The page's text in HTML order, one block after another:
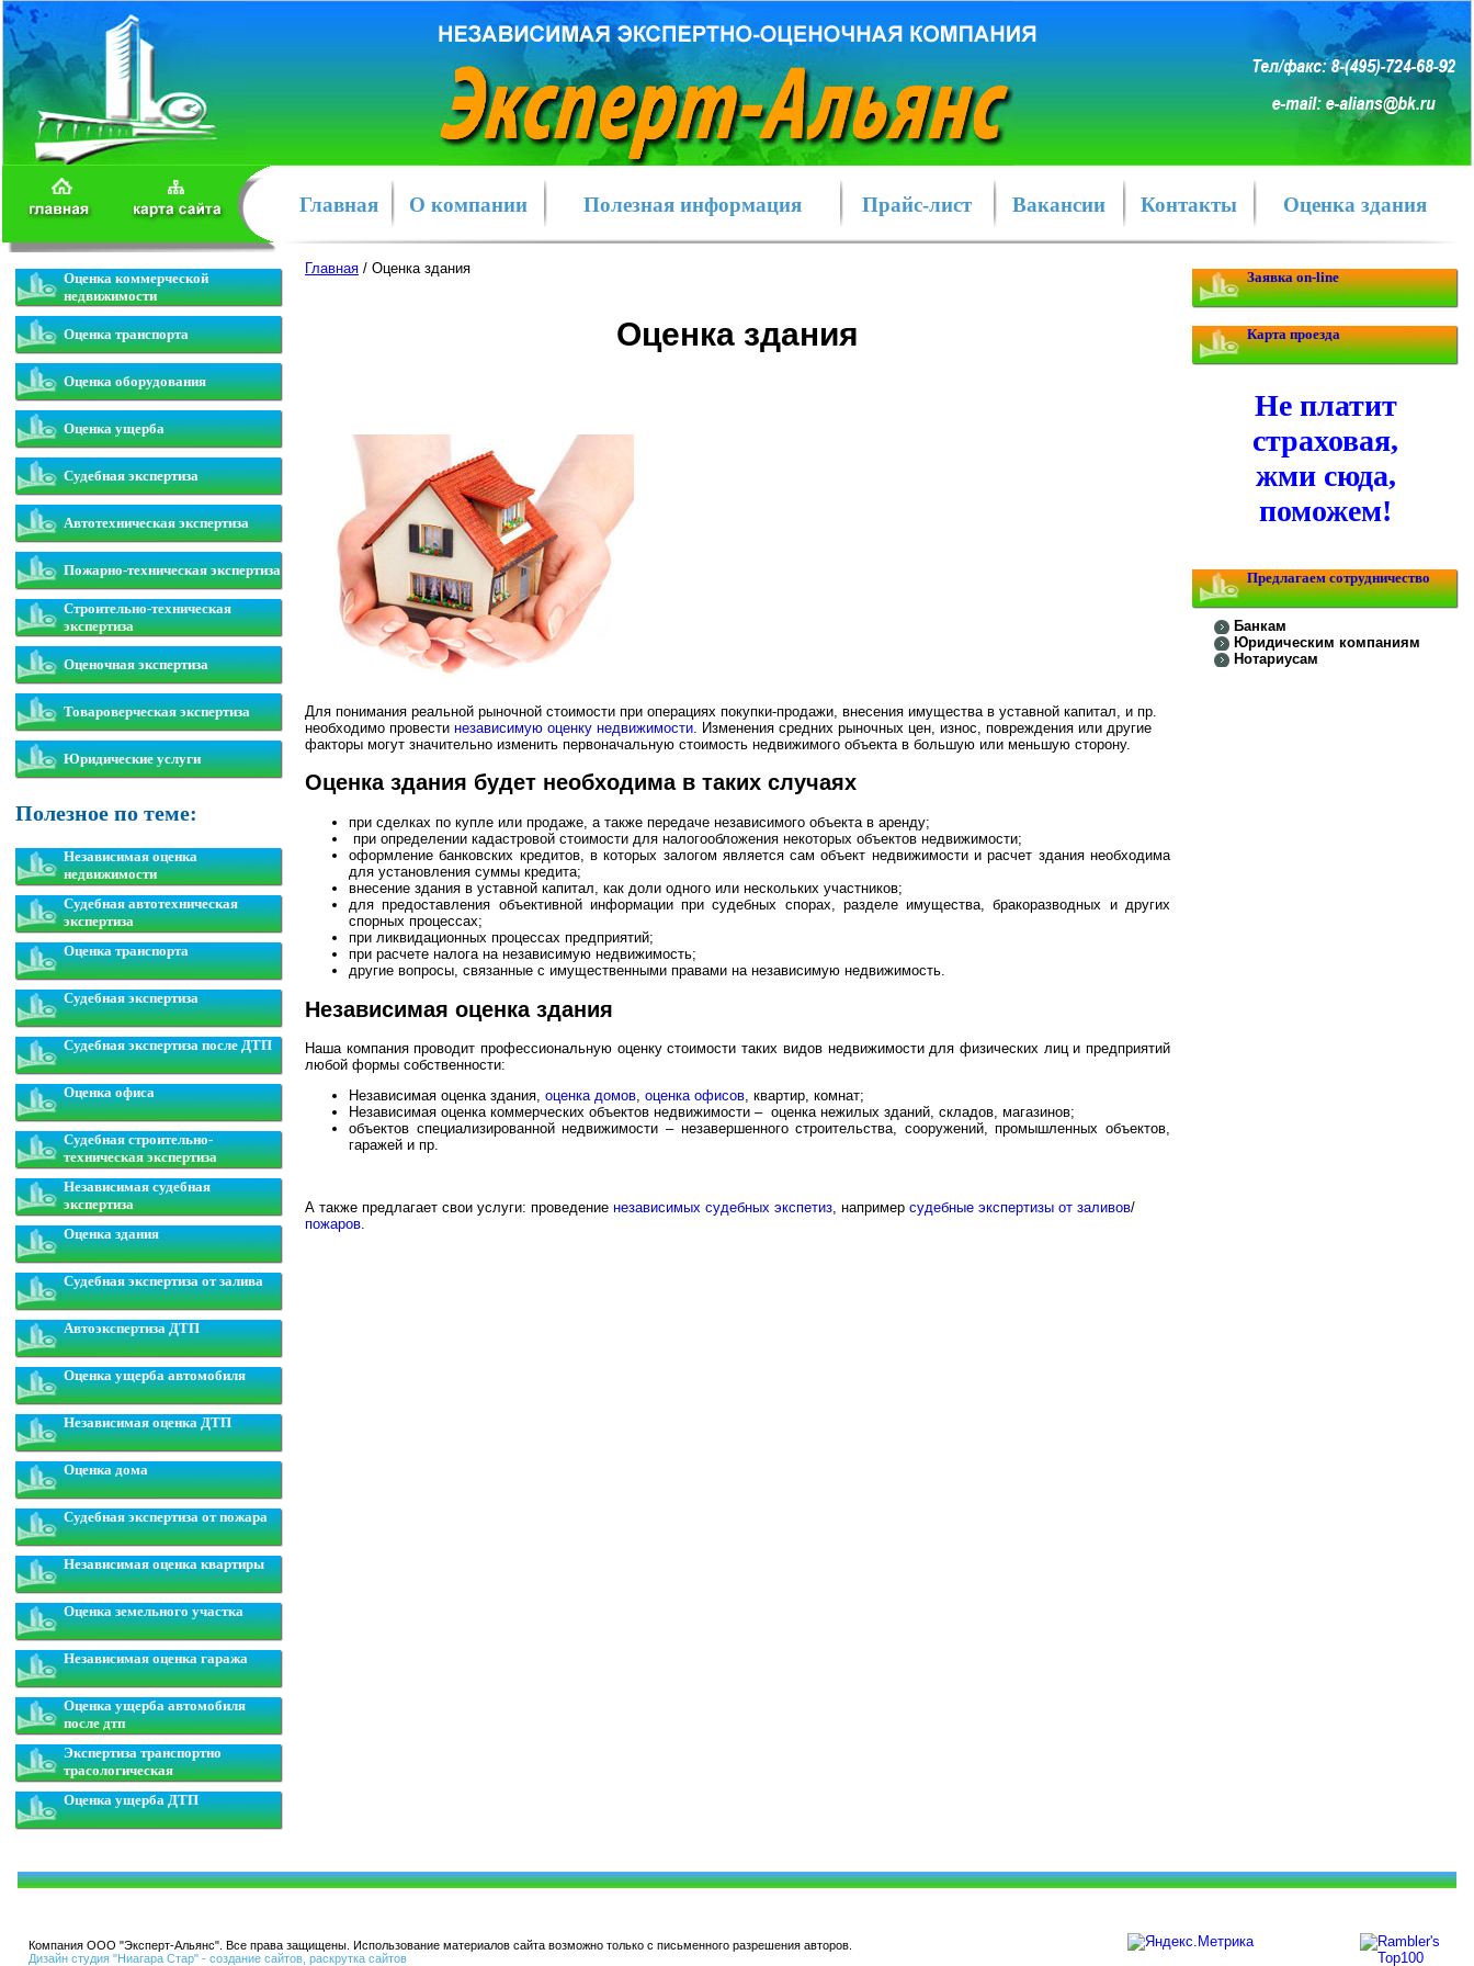
Главная О компании Полезная информация Прайс-лист Вакансии Контакты Оценка здания
Оценка коммерческой
недвижимости
Оценка транспорта
Оценка оборудования
Оценка ущерба
Судебная экспертиза
Автотехническая экспертиза
Пожарно-техническая экспертиза
Строительно-техническая
экспертиза
Оценочная экспертиза
Товароверческая экспертиза
Юридические услуги
Полезное по теме:
Независимая оценка
недвижимости
Судебная автотехническая
экспертиза
Оценка транспорта
Судебная экспертиза
Судебная экспертиза после ДТП
Оценка офиса
Судебная строительно-
техническая экспертиза
Независимая судебная
экспертиза
Оценка здания
Судебная экспертиза от залива
Автоэкспертиза ДТП
Оценка ущерба автомобиля
Независимая оценка ДТП
Оценка дома
Судебная экспертиза от пожара
Независимая оценка квартиры
Оценка земельного участка
Независимая оценка гаража
Оценка ущерба автомобиля
после дтп
Экспертиза транспортно
трасологическая
Оценка ущерба ДТП
Главная / Оценка здания
Оценка здания
Для понимания реальной рыночной стоимости при операциях покупки-продажи, внесения имущества в уставной капитал, и пр.
необходимо провести независимую оценку недвижимости . Изменения средних рыночных цен, износ, повреждения или другие
факторы могут значительно изменить первоначальную стоимость недвижимого объекта в большую или меньшую сторону.
Оценка здания будет необходима в таких случаях
при сделках по купле или продаже, а также передаче независимого объекта в аренду;
при определении кадастровой стоимости для налогообложения некоторых объектов недвижимости;
оформление банковских кредитов, в которых залогом является сам объект недвижимости и расчет здания необходима
для установления суммы кредита;
внесение здания в уставной капитал, как доли одного или нескольких участников;
для предоставления объективной информации при судебных спорах, разделе имущества, бракоразводных и других
спорных процессах;
при ликвидационных процессах предприятий;
при расчете налога на независимую недвижимость;
другие вопросы, связанные с имущественными правами на независимую недвижимость.
Независимая оценка здания
Наша компания проводит профессиональную оценку стоимости таких видов недвижимости для физических лиц и предприятий
любой формы собственности:
Независимая оценка здания, оценка домов, оценка офисов, квартир, комнат;
Независимая оценка коммерческих объектов недвижимости – оценка нежилых зданий, складов, магазинов;
объектов специализированной недвижимости – незавершенного строительства, сооружений, промышленных объектов,
гаражей и пр.
А также предлагает свои услуги: проведение независимых судебных экспетиз, например судебные экспертизы от заливов/
пожаров.
Заявка on-line
Карта проезда
Не платит
страховая,
жми сюда,
поможем!
Предлагаем сотрудничество
Банкам
Юридическим компаниям
Нотариусам
Компания ООО "Эксперт-Альянс". Все права защищены. Использование материалов сайта возможно только с письменного разрешения авторов.
Дизайн студия "Ниагара Стар" - создание сайтов, раскрутка сайтов